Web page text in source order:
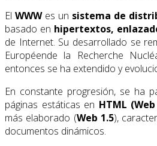
El WWWes un sistema de
basado en hipertextos,
de Internet. Su desarrollado se
Européende la Recherche
entonces se ha extendido y
En constante progresión, se ha
páginas estáticas en HTML
más elaborado (Web 1.5),
documentos dinámicos.